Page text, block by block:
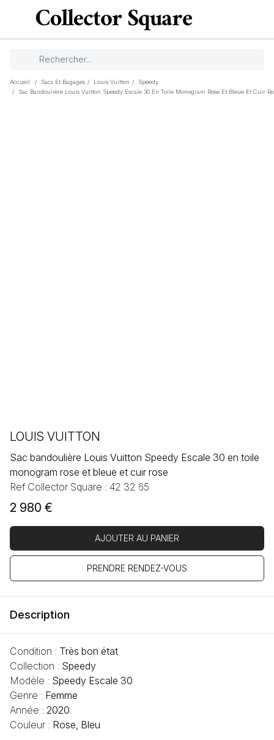
Accueil / Sacs Et Bagages / Louis Vuitton /
Speedy
/
Sac Bandoulière Louis Vuitton Speedy Escale 30 En Toile Monogram Rose Et Bleue Et Cuir
LOUIS VUITTON
Sac bandoulière Louis Vuitton Speedy Escale 30 en toile
monogram rose et bleue et cuir rose
Ref Collector Square : 42 32 65
2 980 €
AJOUTER AU PANIER
PRENDRE RENDEZ-VOUS
Description
Condition : Très bon état
Collection : Speedy
Modèle : Speedy Escale 30
Genre : Femme
Année : 2020
Couleur : Rose, Bleu